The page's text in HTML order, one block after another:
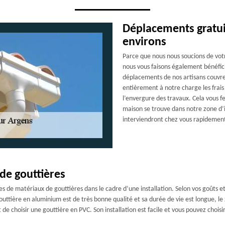
Déplacements
environs
Parce que nous nous soucions de
nous vous faisons également
déplacements de nos artisans
entièrement à notre charge les
l’envergure des travaux. Cela vous
maison se trouve dans notre zone
interviendront chez vous
gouttières
de matériaux de gouttières dans le cadre d’une installation. Selon vos goûts
en aluminium est de très bonne qualité et sa durée de vie est longue,
choisir une gouttière en PVC. Son installation est facile et vous pouvez